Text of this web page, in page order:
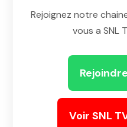
Rejoignez notre
vous a SNL
Voir SNL